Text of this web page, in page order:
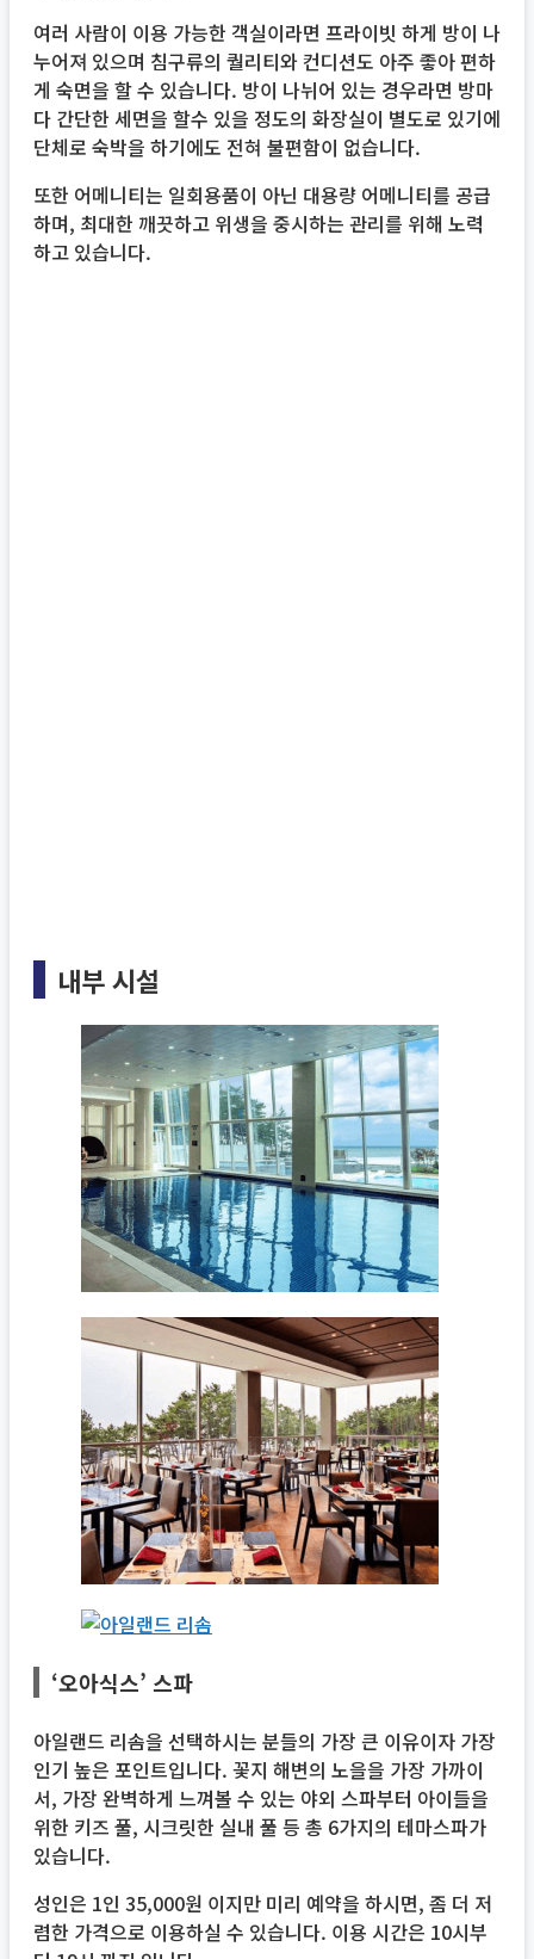
여러 사람이 이용 가능한 객실이라면 프라이빗 하게 방이 나
누어져 있으며 침구류의 퀄리티와 컨디션도 아주 좋아 편하
게 숙면을 할 수 있습니다. 방이 나뉘어 있는 경우라면 방마
다 간단한 세면을 할수 있을 정도의 화장실이 별도로 있기에
단체로 숙박을 하기에도 전혀 불편함이 없습니다.
또한 어메니티는 일회용품이 아닌 대용량 어메니티를 공급
하며, 최대한 깨끗하고 위생을 중시하는 관리를 위해 노력
하고 있습니다.
내부 시설
‘오아식스’ 스파
아일랜드 리솜을 선택하시는 분들의 가장 큰 이유이자 가장
인기 높은 포인트입니다. 꽃지 해변의 노을을 가장 가까이
서, 가장 완벽하게 느껴볼 수 있는 야외 스파부터 아이들을
위한 키즈 풀, 시크릿한 실내 풀 등 총 6가지의 테마스파가
있습니다.
성인은 1인 35,000원 이지만 미리 예약을 하시면, 좀 더 저
렴한 가격으로 이용하실 수 있습니다. 이용 시간은 10시부